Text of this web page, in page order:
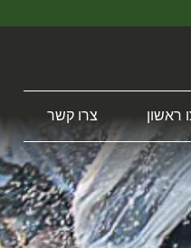
ראשון צרו קשר